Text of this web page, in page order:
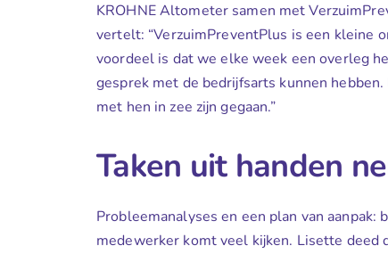
KROHNE Altometer samen met
vertelt: “VerzuimPreventPlus is een kleine
voordeel is dat we elke week een overleg
gesprek met de bedrijfsarts kunnen
met hen in zee zijn gegaan.”
Taken uit handen
Probleemanalyses en een plan van aanpak:
medewerker komt veel kijken. Lisette